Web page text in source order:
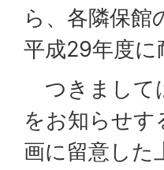
ら、各隣保館
平成29年度に
つきまして
をお知らせす
画に留意した